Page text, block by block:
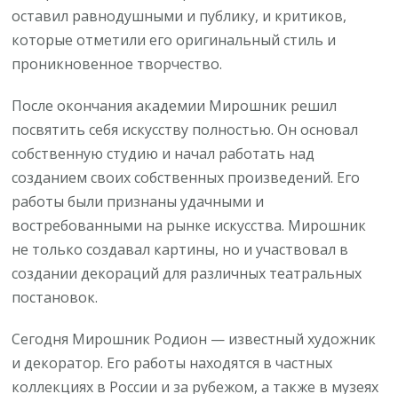
оставил равнодушными и публику, и критиков,
которые отметили его оригинальный стиль и
проникновенное творчество.
После окончания академии Мирошник решил
посвятить себя искусству полностью. Он основал
собственную студию и начал работать над
созданием своих собственных произведений. Его
работы были признаны удачными и
востребованными на рынке искусства. Мирошник
не только создавал картины, но и участвовал в
создании декораций для различных театральных
постановок.
Сегодня Мирошник Родион — известный художник
и декоратор. Его работы находятся в частных
коллекциях в России и за рубежом, а также в музеях